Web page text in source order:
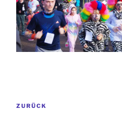
Vorheriger
ZURÜCK